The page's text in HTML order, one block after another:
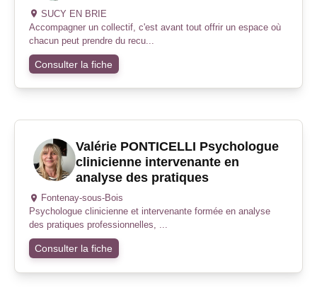
SUCY EN BRIE
Accompagner un collectif, c'est avant tout offrir un espace où
chacun peut prendre du recu...
Consulter la fiche
Valérie PONTICELLI Psychologue
clinicienne intervenante en
analyse des pratiques
Fontenay-sous-Bois
Psychologue clinicienne et intervenante formée en analyse
des pratiques professionnelles, ...
Consulter la fiche